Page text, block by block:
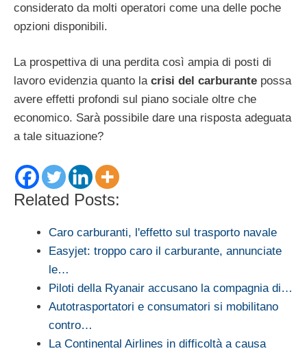
considerato da molti operatori come una delle poche
opzioni disponibili.
La prospettiva di una perdita così ampia di posti di
lavoro evidenzia quanto la crisi del carburante possa
avere effetti profondi sul piano sociale oltre che
economico. Sarà possibile dare una risposta adeguata
a tale situazione?
Related Posts:
Caro carburanti, l'effetto sul trasporto navale
Easyjet: troppo caro il carburante, annunciate
le…
Piloti della Ryanair accusano la compagnia di…
Autotrasportatori e consumatori si mobilitano
contro…
La Continental Airlines in difficoltà a causa